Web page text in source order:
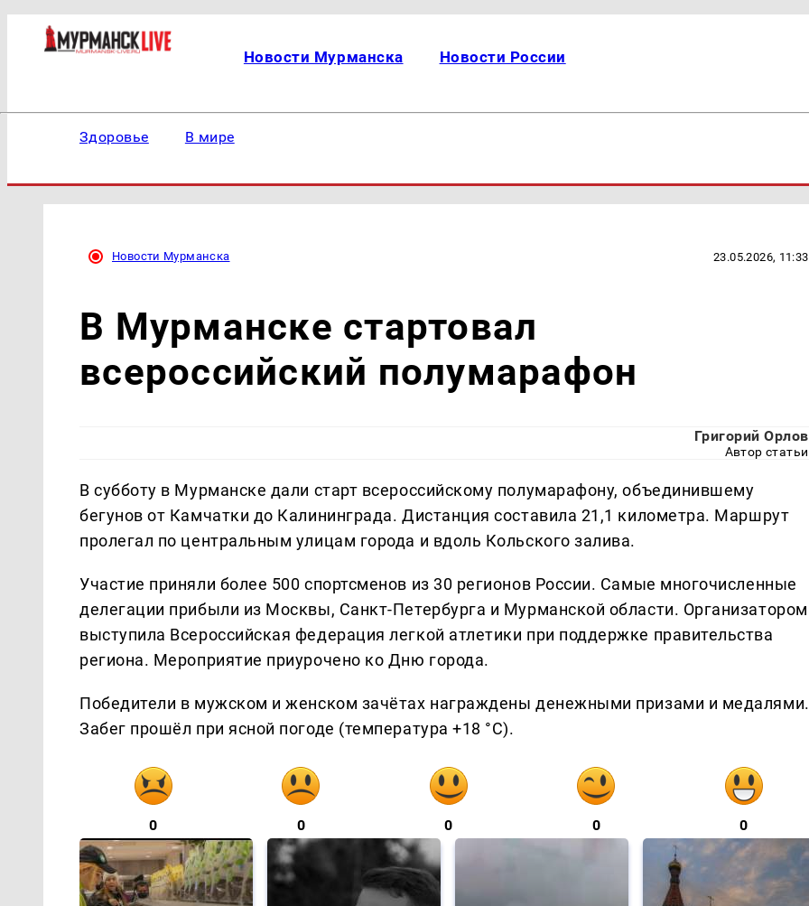
Новости Мурманска Новости России
Здоровье В мире
Новости Мурманска 23.05.2026, 11:33
В Мурманске стартовал
всероссийский полумарафон
Григорий Орлов
Автор статьи
В субботу в Мурманске дали старт всероссийскому полумарафону, объединившему
бегунов от Камчатки до Калининграда. Дистанция составила 21,1 километра. Маршрут
пролегал по центральным улицам города и вдоль Кольского залива.
Участие приняли более 500 спортсменов из 30 регионов России. Самые многочисленные
делегации прибыли из Москвы, Санкт-Петербурга и Мурманской области. Организатором
выступила Всероссийская федерация легкой атлетики при поддержке правительства
региона. Мероприятие приурочено ко Дню города.
Победители в мужском и женском зачётах награждены денежными призами и медалями.
Забег прошёл при ясной погоде (температура +18 °C).
0 0 0 0 0